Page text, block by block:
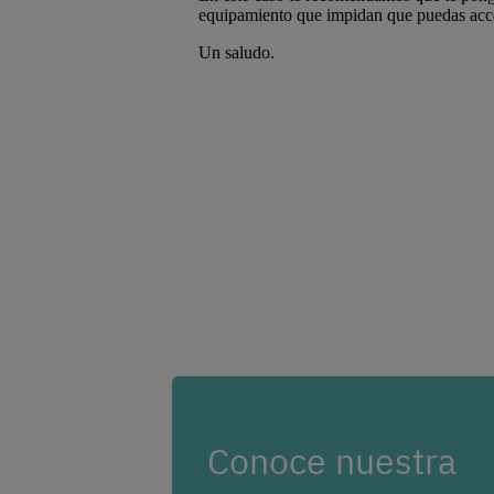
Conoce nuestra